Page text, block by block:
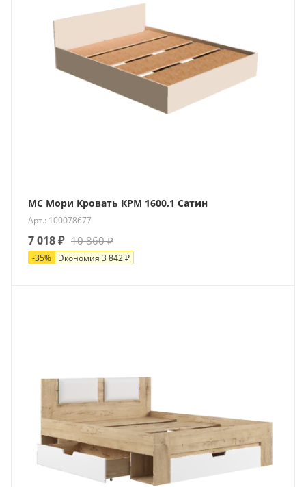
МС Мори Кровать КРМ 1600.1 Сатин
Арт.: 100078677
7 018₽ 10 860₽
-35% Экономия 3 842₽